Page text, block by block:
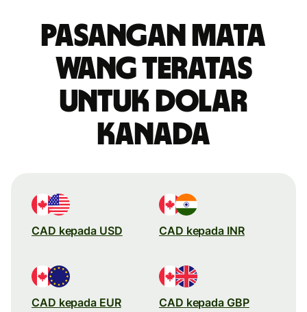
Pasangan mata
wang teratas
untuk dolar
Kanada
CAD kepada USD CAD kepada INR
CAD kepada EUR CAD kepada GBP